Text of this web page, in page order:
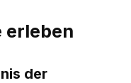
erleben
der